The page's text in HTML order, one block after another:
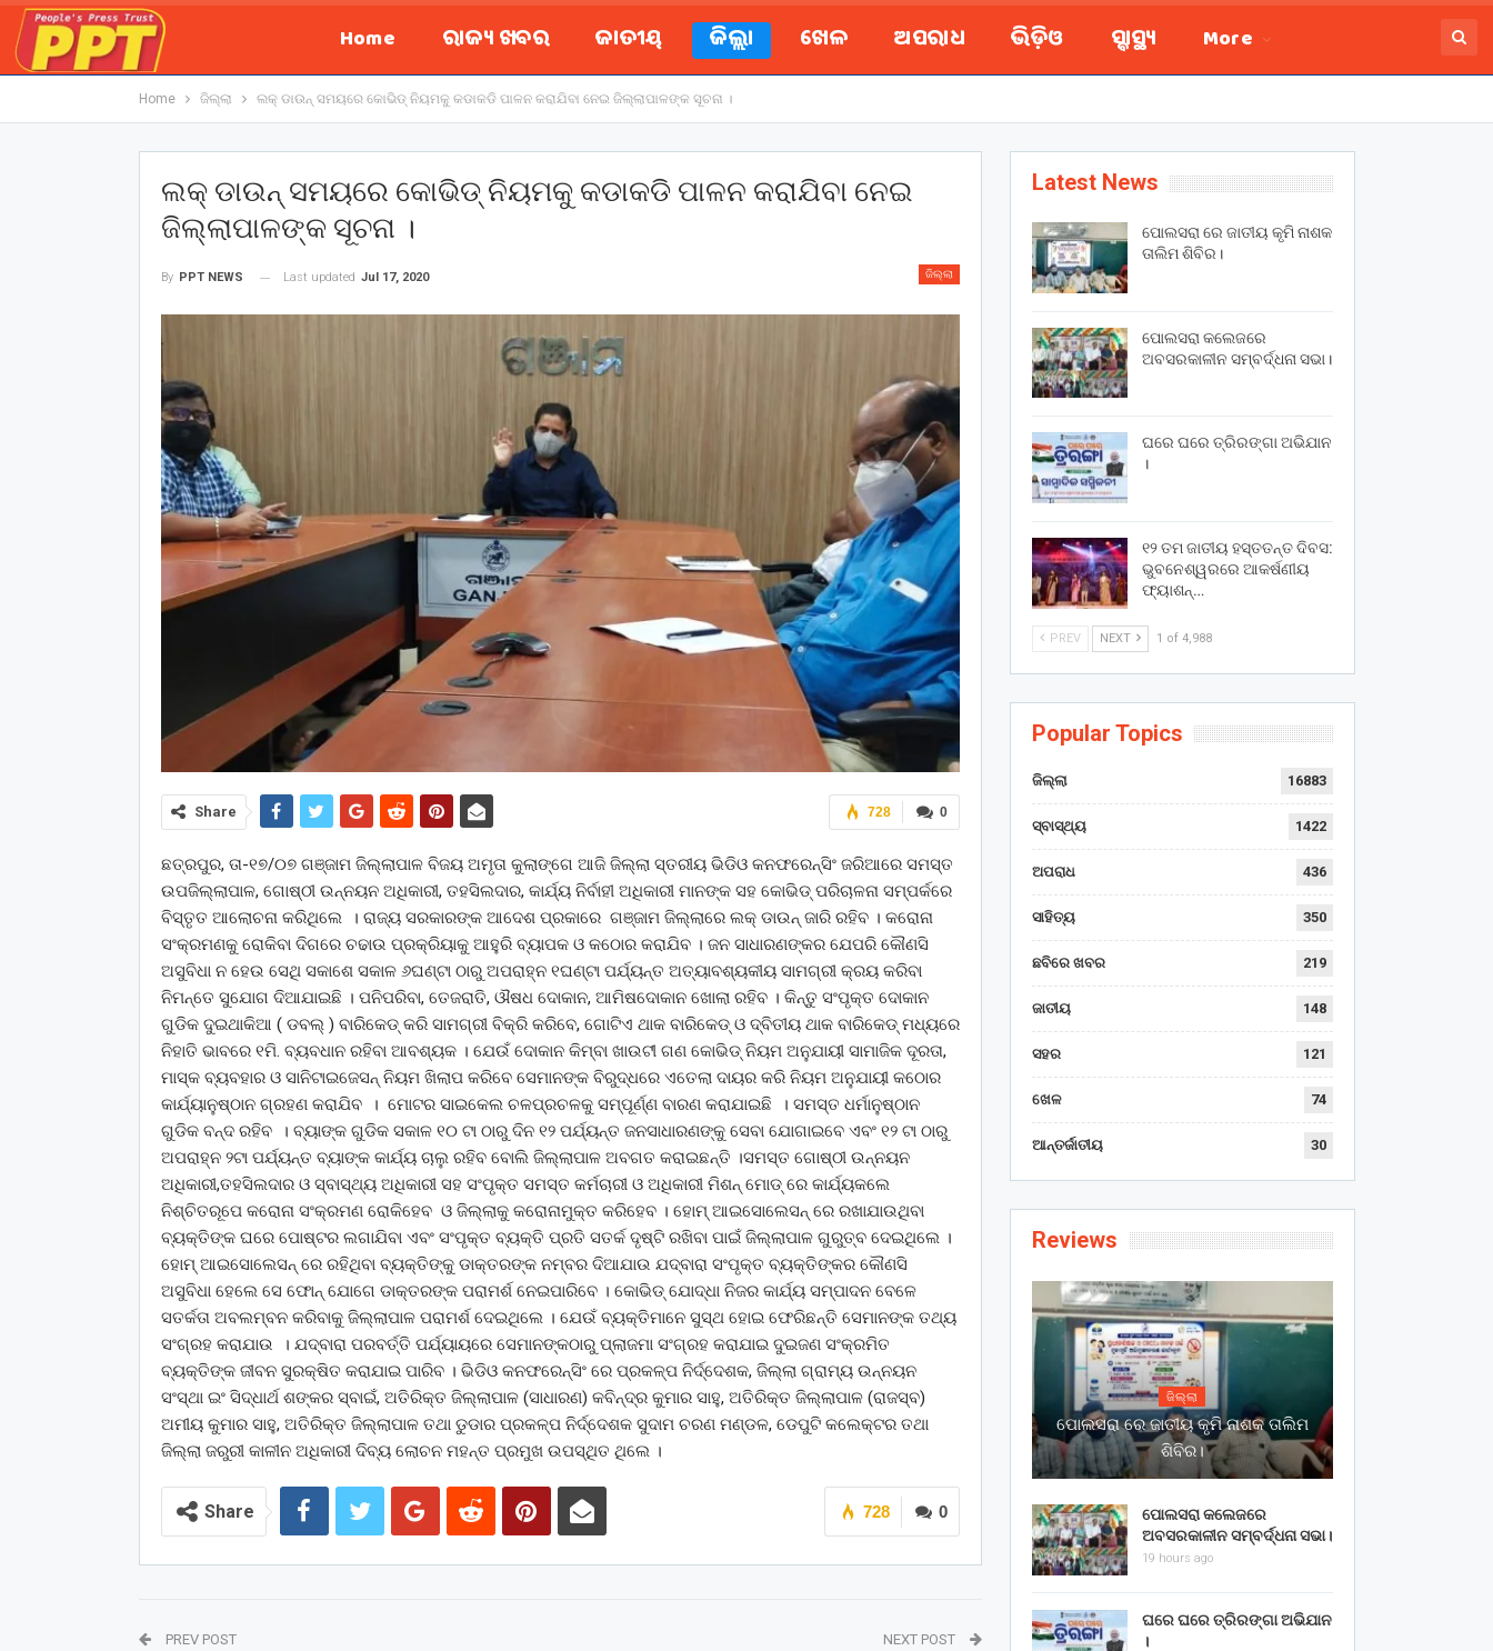
Home ରାଜ୍ୟ ଖବର ଜାତୀୟ ଜିଲ୍ଲା ଖେଳ ଅପରାଧ ଭିଡ଼ିଓ ସ୍ବାସ୍ଥ୍ୟ More
Home ଜିଲ୍ଲା ଲକ୍ ଡାଉନ୍ ସମୟରେ କୋଭିଡ୍ ନିୟମକୁ କଡାକଡି ପାଳନ କରାଯିବା ନେଇ ଜିଲ୍ଲାପାଳଙ୍କ ସୂଚନା ।
ଲକ୍ ଡାଉନ୍ ସମୟରେ କୋଭିଡ୍ ନିୟମକୁ କଡାକଡି ପାଳନ କରାଯିବା ନେଇ
ଜିଲ୍ଲାପାଳଙ୍କ ସୂଚନା ।
ଜିଲ୍ଲା
By PPT NEWS Last updated Jul 17, 2020
0
728
Share
ଛତ୍ରପୁର, ତା-୧୭/୦୭ ଗଞ୍ଜାମ ଜିଲ୍ଲାପାଳ ବିଜୟ ଅମୃତା କୁଲାଙ୍ଗେ ଆଜି ଜିଲ୍ଲା ସ୍ତରୀୟ ଭିଡିଓ କନଫରେନ୍ସିଂ ଜରିଆରେ ସମସ୍ତ
ଉପଜିଲ୍ଲାପାଳ, ଗୋଷ୍ଠୀ ଉନ୍ନୟନ ଅଧିକାରୀ, ତହସିଲଦାର, କାର୍ଯ୍ୟ ନିର୍ବାହୀ ଅଧିକାରୀ ମାନଙ୍କ ସହ କୋଭିଡ୍ ପରିଚାଳନା ସମ୍ପର୍କରେ
ବିସ୍ତୃତ ଆଲୋଚନା କରିଥିଲେ । ରାଜ୍ୟ ସରକାରଙ୍କ ଆଦେଶ ପ୍ରକାରେ ଗଞ୍ଜାମ ଜିଲ୍ଲାରେ ଲକ୍ ଡାଉନ୍ ଜାରି ରହିବ । କରୋନା
ସଂକ୍ରମଣକୁ ରୋକିବା ଦିଗରେ ଚଢାଉ ପ୍ରକ୍ରିୟାକୁ ଆହୁରି ବ୍ୟାପକ ଓ କଠୋର କରାଯିବ । ଜନ ସାଧାରଣଙ୍କର ଯେପରି କୌଣସି
ଅସୁବିଧା ନ ହେଉ ସେଥି ସକାଶେ ସକାଳ ୬ଘଣ୍ଟା ଠାରୁ ଅପରାହ୍ନ ୧ଘଣ୍ଟା ପର୍ଯ୍ୟନ୍ତ ଅତ୍ୟାବଶ୍ୟକୀୟ ସାମଗ୍ରୀ କ୍ରୟ କରିବା
ନିମନ୍ତେ ସୁଯୋଗ ଦିଆଯାଇଛି । ପନିପରିବା, ତେଜରାତି, ଔଷଧ ଦୋକାନ, ଆମିଷଦୋକାନ ଖୋଲା ରହିବ । କିନ୍ତୁ ସଂପୃକ୍ତ ଦୋକାନ
ଗୁଡିକ ଦୁଇଥାକିଆ ( ଡବଲ୍ ) ବାରିକେଡ୍ କରି ସାମଗ୍ରୀ ବିକ୍ରି କରିବେ, ଗୋଟିଏ ଥାକ ବାରିକେଡ୍ ଓ ଦ୍ବିତୀୟ ଥାକ ବାରିକେଡ୍ ମଧ୍ୟରେ
ନିହାତି ଭାବରେ ୧ମି. ବ୍ୟବଧାନ ରହିବା ଆବଶ୍ୟକ । ଯେଉଁ ଦୋକାନ କିମ୍ବା ଖାଉଟୀ ଗଣ କୋଭିଡ୍ ନିୟମ ଅନୁଯାୟୀ ସାମାଜିକ ଦୂରତା,
ମାସ୍କ ବ୍ୟବହାର ଓ ସାନିଟାଇଜେସନ୍ ନିୟମ ଖିଲାପ କରିବେ ସେମାନଙ୍କ ବିରୁଦ୍ଧରେ ଏତେଲା ଦାୟର କରି ନିୟମ ଅନୁଯାୟୀ କଠୋର
କାର୍ଯ୍ୟାନୁଷ୍ଠାନ ଗ୍ରହଣ କରାଯିବ । ମୋଟର ସାଇକେଲ ଚଳପ୍ରଚଳକୁ ସମ୍ପୂର୍ଣ୍ଣ ବାରଣ କରାଯାଇଛି । ସମସ୍ତ ଧର୍ମାନୁଷ୍ଠାନ
ଗୁଡିକ ବନ୍ଦ ରହିବ । ବ୍ୟାଙ୍କ ଗୁଡିକ ସକାଳ ୧୦ ଟା ଠାରୁ ଦିନ ୧୨ ପର୍ଯ୍ୟନ୍ତ ଜନସାଧାରଣଙ୍କୁ ସେବା ଯୋଗାଇବେ ଏବଂ ୧୨ ଟା ଠାରୁ
ଅପରାହ୍ନ ୨ଟା ପର୍ଯ୍ୟନ୍ତ ବ୍ୟାଙ୍କ କାର୍ଯ୍ୟ ଚାଲୁ ରହିବ ବୋଲି ଜିଲ୍ଲାପାଳ ଅବଗତ କରାଇଛନ୍ତି ।ସମସ୍ତ ଗୋଷ୍ଠୀ ଉନ୍ନୟନ
ଅଧିକାରୀ,ତହସିଲଦାର ଓ ସ୍ବାସ୍ଥ୍ୟ ଅଧିକାରୀ ସହ ସଂପୃକ୍ତ ସମସ୍ତ କର୍ମଚାରୀ ଓ ଅଧିକାରୀ ମିଶନ୍ ମୋଡ୍ ରେ କାର୍ଯ୍ୟକଲେ
ନିଶ୍ଚିତରୂପେ କରୋନା ସଂକ୍ରମଣ ରୋକିହେବ ଓ ଜିଲ୍ଲାକୁ କରୋନାମୁକ୍ତ କରିହେବ । ହୋମ୍ ଆଇସୋଲେସନ୍ ରେ ରଖାଯାଉଥିବା
ବ୍ୟକ୍ତିଙ୍କ ଘରେ ପୋଷ୍ଟର ଲଗାଯିବା ଏବଂ ସଂପୃକ୍ତ ବ୍ୟକ୍ତି ପ୍ରତି ସତର୍କ ଦୃଷ୍ଟି ରଖିବା ପାଇଁ ଜିଲ୍ଲାପାଳ ଗୁରୁତ୍ବ ଦେଇଥିଲେ ।
ହୋମ୍ ଆଇସୋଲେସନ୍ ରେ ରହିଥିବା ବ୍ୟକ୍ତିଙ୍କୁ ଡାକ୍ତରଙ୍କ ନମ୍ବର ଦିଆଯାଉ ଯଦ୍ବାରା ସଂପୃକ୍ତ ବ୍ୟକ୍ତିଙ୍କର କୌଣସି
ଅସୁବିଧା ହେଲେ ସେ ଫୋନ୍ ଯୋଗେ ଡାକ୍ତରଙ୍କ ପରାମର୍ଶ ନେଇପାରିବେ । କୋଭିଡ୍ ଯୋଦ୍ଧା ନିଜର କାର୍ଯ୍ୟ ସମ୍ପାଦନ ବେଳେ
ସତର୍କତା ଅବଲମ୍ବନ କରିବାକୁ ଜିଲ୍ଲାପାଳ ପରାମର୍ଶ ଦେଇଥିଲେ । ଯେଉଁ ବ୍ୟକ୍ତିମାନେ ସୁସ୍ଥ ହୋଇ ଫେରିଛନ୍ତି ସେମାନଙ୍କ ତଥ୍ୟ
ସଂଗ୍ରହ କରାଯାଉ । ଯଦ୍ବାରା ପରବର୍ତ୍ତି ପର୍ଯ୍ୟାୟରେ ସେମାନଙ୍କଠାରୁ ପ୍ଲାଜମା ସଂଗ୍ରହ କରାଯାଇ ଦୁଇଜଣ ସଂକ୍ରମିତ
ବ୍ୟକ୍ତିଙ୍କ ଜୀବନ ସୁରକ୍ଷିତ କରାଯାଇ ପାରିବ । ଭିଡିଓ କନଫରେନ୍ସିଂ ରେ ପ୍ରକଳ୍ପ ନିର୍ଦ୍ଦେଶକ, ଜିଲ୍ଲା ଗ୍ରାମ୍ୟ ଉନ୍ନୟନ
ସଂସ୍ଥା ଇଂ ସିଦ୍ଧାର୍ଥ ଶଙ୍କର ସ୍ବାଇଁ, ଅତିରିକ୍ତ ଜିଲ୍ଲାପାଳ (ସାଧାରଣ) କବିନ୍ଦ୍ର କୁମାର ସାହୁ, ଅତିରିକ୍ତ ଜିଲ୍ଲାପାଳ (ରାଜସ୍ବ)
ଅମୀୟ କୁମାର ସାହୁ, ଅତିରିକ୍ତ ଜିଲ୍ଲାପାଳ ତଥା ଡୁଡାର ପ୍ରକଳ୍ପ ନିର୍ଦ୍ଦେଶକ ସୁଦାମ ଚରଣ ମଣ୍ଡଳ, ଡେପୁଟି କଲେକ୍ଟର ତଥା
ଜିଲ୍ଲା ଜରୁରୀ କାଳୀନ ଅଧିକାରୀ ଦିବ୍ୟ ଲୋଚନ ମହନ୍ତ ପ୍ରମୁଖ ଉପସ୍ଥିତ ଥିଲେ ।
0
728
Share
PREV POST NEXT POST
Latest News
ପୋଲସରା ରେ ଜାତୀୟ କୃମି ନାଶକ
ତାଲିମ ଶିବିର।
ପୋଲସରା କଲେଜରେ
ଅବସରକାଳୀନ ସମ୍ବର୍ଦ୍ଧନା ସଭା।
ଘରେ ଘରେ ତ୍ରିରଙ୍ଗା ଅଭିଯାନ
।
୧୨ ତମ ଜାତୀୟ ହସ୍ତତନ୍ତ ଦିବସ:
ଭୁବନେଶ୍ୱରରେ ଆକର୍ଷଣୀୟ
ଫ୍ୟାଶନ୍…
PREV NEXT 1 of 4,988
Popular Topics
ଜିଲ୍ଲା 16883
ସ୍ବାସ୍ଥ୍ୟ 1422
ଅପରାଧ 436
ସାହିତ୍ୟ 350
ଛବିରେ ଖବର 219
ଜାତୀୟ 148
ସହର 121
ଖେଳ 74
ଆନ୍ତର୍ଜାତୀୟ 30
Reviews
ଜିଲ୍ଲା
ପୋଲସରା ରେ ଜାତୀୟ କୃମି ନାଶକ ତାଲିମ
ଶିବିର।
ପୋଲସରା କଲେଜରେ
ଅବସରକାଳୀନ ସମ୍ବର୍ଦ୍ଧନା ସଭା।
19 hours ago
ଘରେ ଘରେ ତ୍ରିରଙ୍ଗା ଅଭିଯାନ
।